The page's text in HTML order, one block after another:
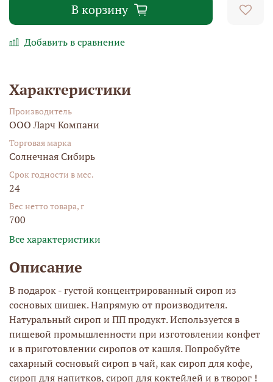
В корзину
Добавить в сравнение
Характеристики
Производитель
ООО Ларч Компани
Торговая марка
Солнечная Сибирь
Срок годности в мес.
24
Вес нетто товара, г
700
Все характеристики
Описание
В подарок - густой концентрированный сироп из
сосновых шишек. Напрямую от производителя.
Натуральный сироп и ПП продукт. Используется в
пищевой промышленности при изготовлении конфет
и в приготовлении сиропов от кашля. Попробуйте
сахарный сосновый сироп в чай, как сироп для кофе,
сироп для напитков, сироп для коктейлей и в творог !